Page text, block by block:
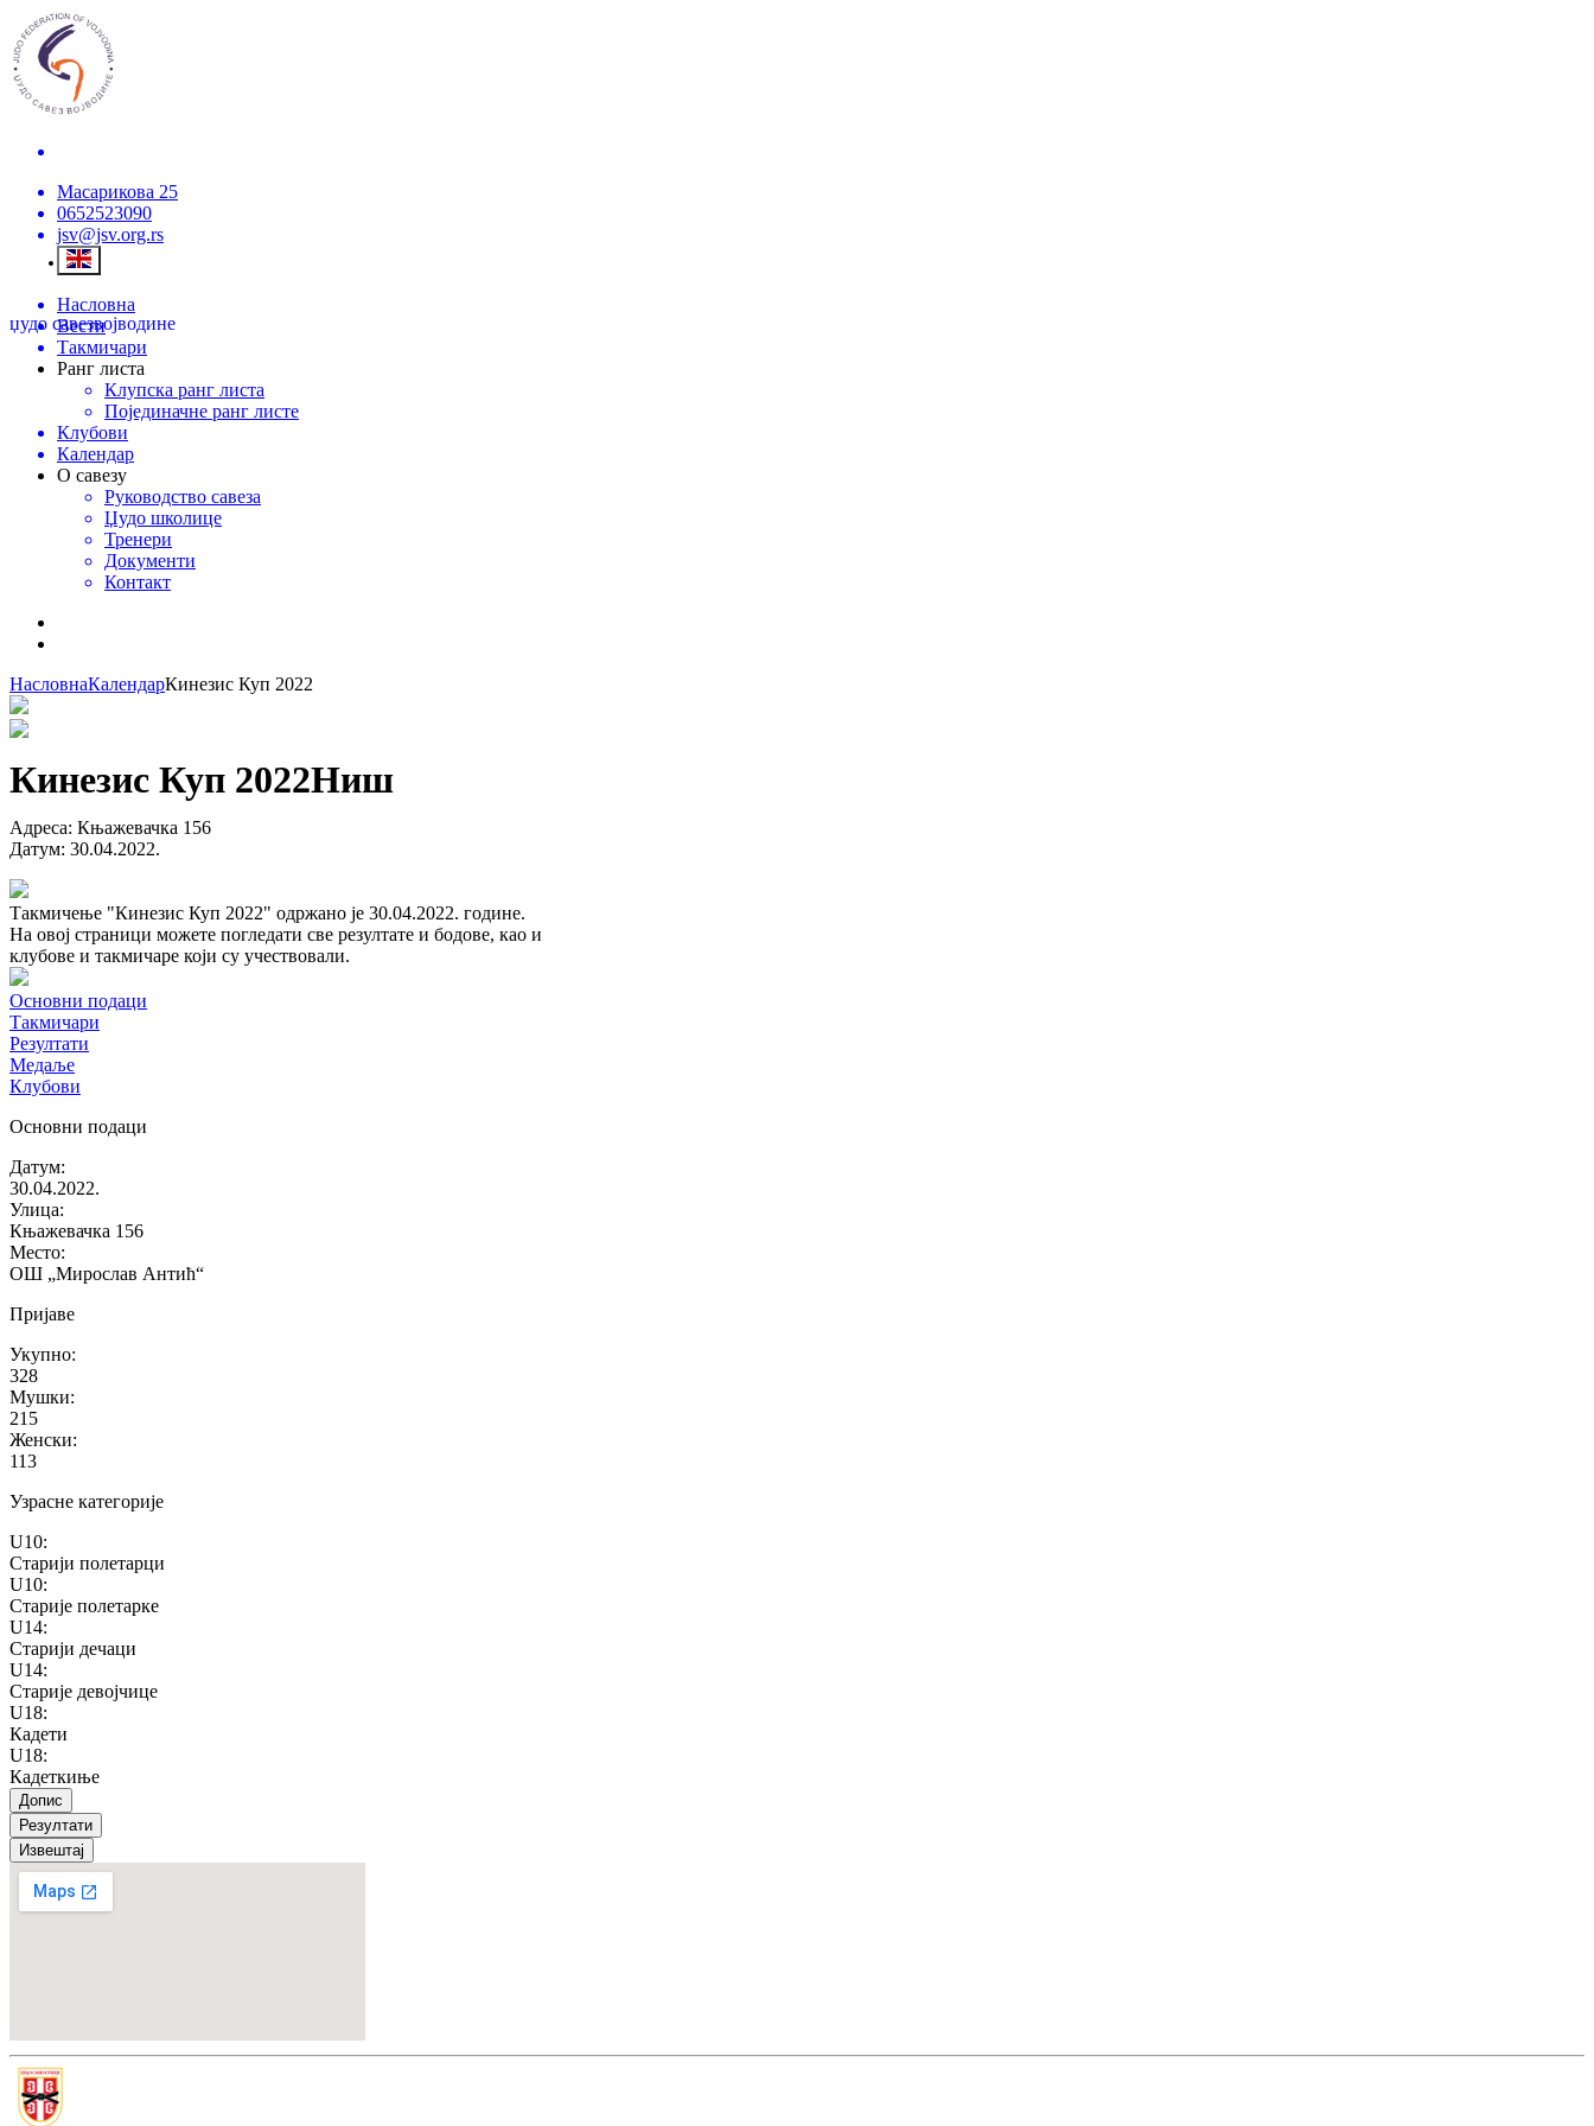
Масарикова 25
0652523090
jsv@jsv.org.rs
џудо савезвојводине
Насловна
Вести
Такмичари
Ранг листа
Клупска ранг листа
Појединачне ранг листе
Клубови
Календар
О савезу
Руководство савеза
Џудо школице
Тренери
Документи
Контакт
НасловнаКалендарКинезис Куп 2022
Кинезис Куп 2022Ниш
Адреса: Књажевачка 156
Датум: 30.04.2022.
Такмичење "Кинезис Куп 2022" одржано је 30.04.2022. године.
На овој страници можете погледати све резултате и бодове, као и
клубове и такмичаре који су учествовали.
Основни подаци
Такмичари
Резултати
Медаље
Клубови
Основни подаци
Датум:
30.04.2022.
Улица:
Књажевачка 156
Место:
ОШ „Мирослав Антић“
Пријаве
Укупно:
328
Мушки:
215
Женски:
113
Узрасне категорије
U10:
Старији полетарци
U10:
Старије полетарке
U14:
Старији дечаци
U14:
Старије девојчице
U18:
Кадети
U18:
Кадеткиње
Допис
Резултати
Извештај